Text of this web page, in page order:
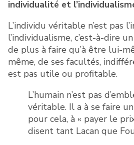
individualité et
L’individu véritable n’est pas
l’individualisme, c’est-à-dire
de plus à faire qu’à être lui-
même, de ses facultés,
est pas utile ou profitable.
L’humain n’est pas
véritable. Il a à se faire
pour cela, à « payer le
disent tant Lacan que